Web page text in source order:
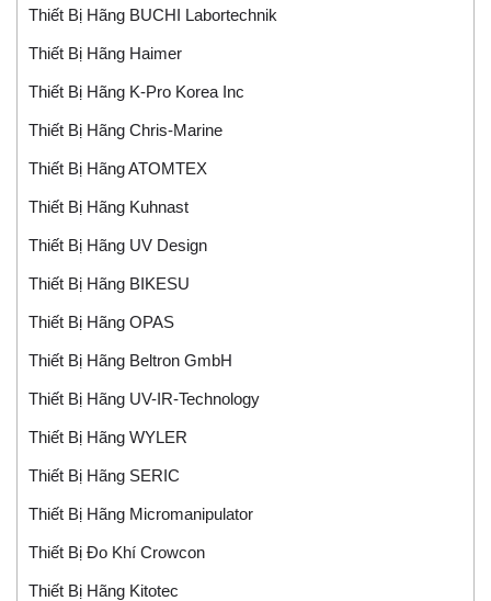
Thiết Bị Hãng BUCHI Labortechnik
Thiết Bị Hãng Haimer
Thiết Bị Hãng K-Pro Korea Inc
Thiết Bị Hãng Chris-Marine
Thiết Bị Hãng ATOMTEX
Thiết Bị Hãng Kuhnast
Thiết Bị Hãng UV Design
Thiết Bị Hãng BIKESU
Thiết Bị Hãng OPAS
Thiết Bị Hãng Beltron GmbH
Thiết Bị Hãng UV-IR-Technology
Thiết Bị Hãng WYLER
Thiết Bị Hãng SERIC
Thiết Bị Hãng Micromanipulator
Thiết Bị Đo Khí Crowcon
Thiết Bị Hãng Kitotec